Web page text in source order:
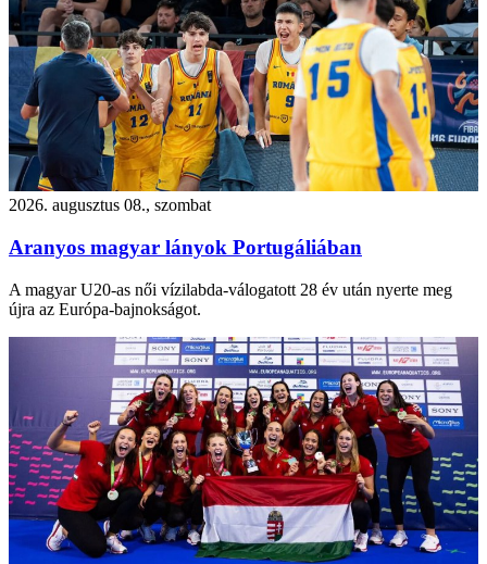
2026. augusztus 08., szombat
Aranyos magyar lányok Portugáliában
A magyar U20-as női vízilabda-válogatott 28 év után nyerte meg
újra az Európa-bajnokságot.